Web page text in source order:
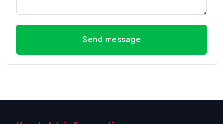
Send message